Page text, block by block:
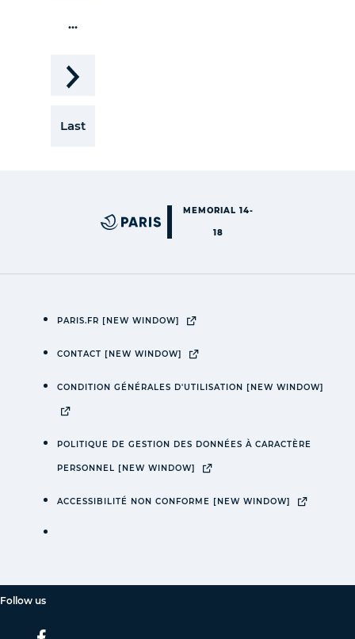
...
Last
MEMORIAL 14-
18
PARIS.FR [NEW WINDOW]
CONTACT [NEW WINDOW]
CONDITION GÉNÉRALES D'UTILISATION [NEW WINDOW]
POLITIQUE DE GESTION DES DONNÉES À CARACTÈRE
PERSONNEL [NEW WINDOW]
ACCESSIBILITÉ NON CONFORME [NEW WINDOW]
Follow us